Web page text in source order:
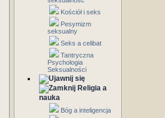
Kościół i seks
Pesymizm
seksualny
Seks a celibat
Tantryczna
Psychologia
Seksualności
Religia a
nauka
Bóg a inteligencja